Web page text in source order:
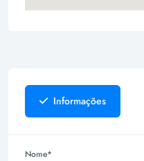
Informações
Nome*